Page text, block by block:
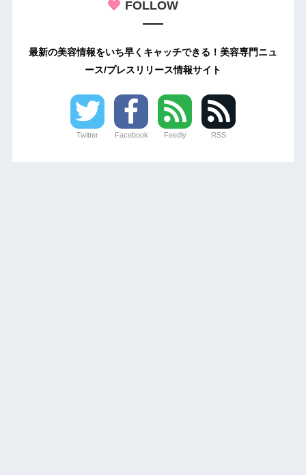
FOLLOW
最新の美容情報をいち早くキャッチできる！美容専門ニュ
ース/プレスリリース情報サイト
Twitter Facebook Feedly RSS